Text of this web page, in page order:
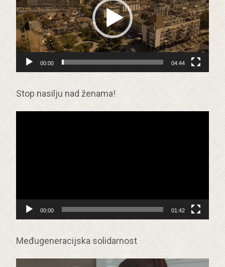
00:00 04:44
Stop nasilju nad ženama!
видео
записа
00:00 01:42
Međugeneracijska solidarnost